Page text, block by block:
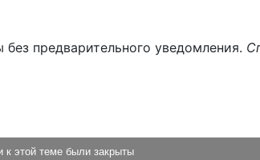
предварительного уведомления.
к этой теме были закрыты